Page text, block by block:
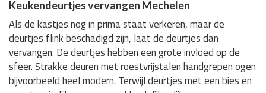
Keukendeurtjes vervangen Mechelen
Als de kastjes nog in prima staat verkeren, maar de
deurtjes flink beschadigd zijn, laat de deurtjes dan
vervangen. De deurtjes hebben een grote invloed op de
sfeer. Strakke deuren met roestvrijstalen handgrepen ogen
bijvoorbeeld heel modern. Terwijl deurtjes met een bies en